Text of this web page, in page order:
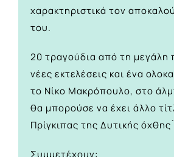
χαρακτηριστικά τον
του.
20 τραγούδια από τη μεγάλη
νέες εκτελέσεις και ένα
το Νίκο Μακρόπουλο, στο
θα μπορούσε να έχει άλλο
Πρίγκιπας της Δυτικής
Συμμετέχουν: